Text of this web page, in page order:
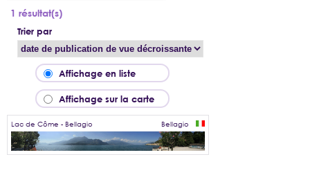
1 résultat(s)
Trier par
Affichage en liste
Affichage sur la carte
Lac de Côme - Bellagio Bellagio